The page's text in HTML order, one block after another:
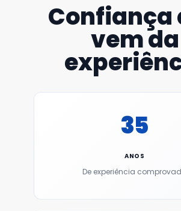
Confiança
vem da
35
ANOS
De experiência